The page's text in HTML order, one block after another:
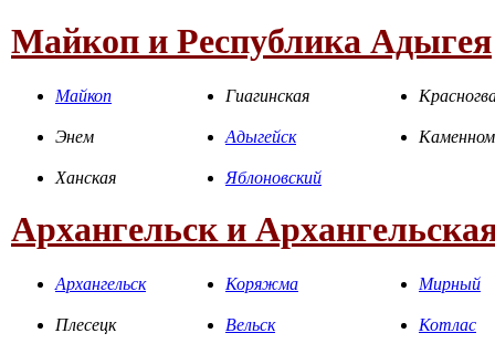
Майкоп и Республика Адыгея
Майкоп Гиагинская
Энем Адыгейск
Ханская Яблоновский
Архангельск и
Архангельск Коряжма Мирный
Плесецк Вельск Котлас